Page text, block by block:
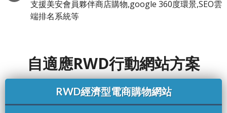
支援美安會員夥伴商店購物,google 360度環景,SEO雲
端排名系統等
自適應RWD行動網站方案
RWD經濟型電商購物網站